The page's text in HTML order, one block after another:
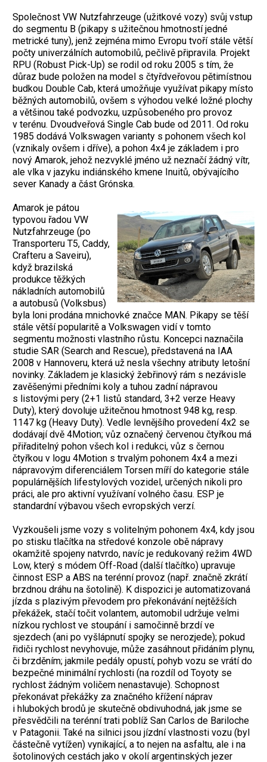
Společnost VW Nutzfahrzeuge (užitkové vozy) svůj vstup
do segmentu B (pikapy s užitečnou hmotností jedné
metrické tuny), jenž zejména mimo Evropu tvoří stále větší
počty univerzálních automobilů, pečlivě připravila. Projekt
RPU (Robust Pick-Up) se rodil od roku 2005 s tím, že
důraz bude položen na model s čtyřdveřovou pětimístnou
budkou Double Cab, která umožňuje využívat pikapy místo
běžných automobilů, ovšem s výhodou velké ložné plochy
a většinou také podvozku, uzpůsobeného pro provoz
v terénu. Dvoudveřová Single Cab bude od 2011. Od roku
1985 dodává Volkswagen varianty s pohonem všech kol
(vznikaly ovšem i dříve), a pohon 4x4 je základem i pro
nový Amarok, jehož nezvyklé jméno už neznačí žádný vítr,
ale vlka v jazyku indiánského kmene Inuitů, obývajícího
sever Kanady a část Grónska.
Amarok je pátou
typovou řadou VW
Nutzfahrzeuge (po
Transporteru T5, Caddy,
Crafteru a Saveiru),
když brazilská
produkce těžkých
nákladních automobilů
a autobusů (Volksbus)
byla loni prodána mnichovké značce MAN. Pikapy se těší
stále větší popularitě a Volkswagen vidí v tomto
segmentu možnosti vlastního růstu. Koncepci naznačila
studie SAR (Search and Rescue), představená na IAA
2008 v Hannoveru, která už nesla všechny atributy letošní
novinky. Základem je klasický žebřinový rám s nezávisle
zavěšenými předními koly a tuhou zadní nápravou
s listovými pery (2+1 listů standard, 3+2 verze Heavy
Duty), který dovoluje užitečnou hmotnost 948 kg, resp.
1147 kg (Heavy Duty). Vedle levnějšího provedení 4x2 se
dodávají dvě 4Motion; vůz označený červenou čtyřkou má
přiřaditelný pohon všech kol i redukci, vůz s černou
čtyřkou v logu 4Motion s trvalým pohonem 4x4 a mezi
nápravovým diferenciálem Torsen míří do kategorie stále
populárnějších lifestylových vozidel, určených nikoli pro
práci, ale pro aktivní využívaní volného času. ESP je
standardní výbavou všech evropských verzí.
Vyzkoušeli jsme vozy s volitelným pohonem 4x4, kdy jsou
po stisku tlačítka na středové konzole obě nápravy
okamžitě spojeny natvrdo, navíc je redukovaný režim 4WD
Low, který s módem Off-Road (další tlačítko) upravuje
činnost ESP a ABS na terénní provoz (např. značně zkrátí
brzdnou dráhu na šotolině). K dispozici je automatizovaná
jízda s plazivým převodem pro překonávání nejtěžších
překážek, stačí točit volantem, automobil udržuje velmi
nízkou rychlost ve stoupání i samočinně brzdí ve
sjezdech (ani po vyšlápnutí spojky se nerozjede); pokud
řidiči rychlost nevyhovuje, může zasáhnout přidáním plynu,
či brzděním; jakmile pedály opustí, pohyb vozu se vrátí do
bezpečné minimální rychlosti (na rozdíl od Toyoty se
rychlost žádným voličem nenastavuje). Schopnost
překonávat překážky za značného křížení náprav
i hlubokých brodů je skutečně obdivuhodná, jak jsme se
přesvědčili na terénní trati poblíž San Carlos de Bariloche
v Patagonii. Také na silnici jsou jízdní vlastnosti vozu (byl
částečně vytížen) vynikající, a to nejen na asfaltu, ale i na
šotolinových cestách jako v okolí argentinských jezer